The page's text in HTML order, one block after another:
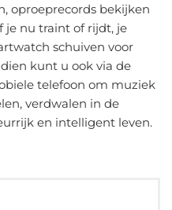
oproeprecords bekijken
je nu traint of rijdt, je
schuiven voor
kunt u ook via de
telefoon om muziek
verdwalen in de
en intelligent leven.